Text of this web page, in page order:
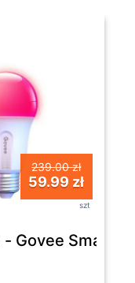
239.00 zł
59.99 zł
szt
Govee Smart